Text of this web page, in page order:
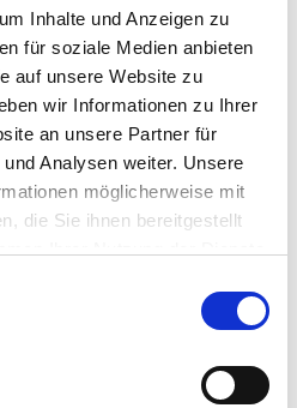
Inhalte und Anzeigen zu
für soziale Medien anbieten
auf unsere Website zu
wir Informationen zu Ihrer
an unsere Partner für
Analysen weiter. Unsere
möglicherweise mit
die Sie ihnen bereitgestellt
"OK"-Button:
werden. Die Aussaat
– bei guter Pflege entwickeln
und sind reich an Vitaminen.
Sortiment: frühe,
für gestaffelte Ernte
Handhabung, ideal für